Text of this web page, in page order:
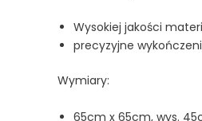
Wysokiej jakości
precyzyjne
Wymiary:
65cm x 65cm, wys.